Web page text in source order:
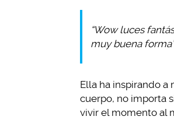
“Wow luces
muy buena
Ella ha inspirando
cuerpo, no importa
vivir el momento al